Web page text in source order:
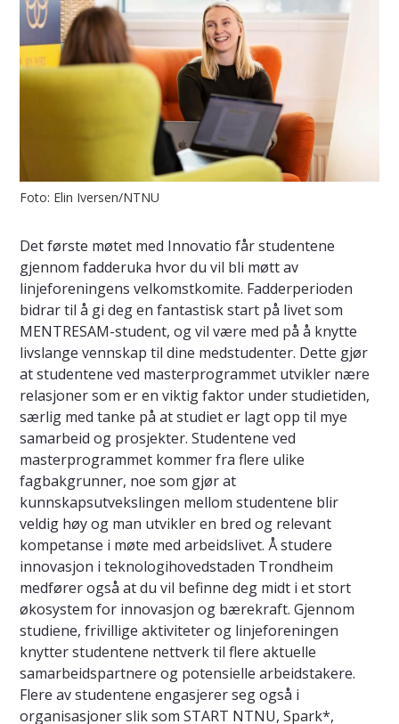
Foto: Elin Iversen/NTNU
Det første møtet med Innovatio får studentene
gjennom fadderuka hvor du vil bli møtt av
linjeforeningens velkomstkomite. Fadderperioden
bidrar til å gi deg en fantastisk start på livet som
MENTRESAM-student, og vil være med på å knytte
livslange vennskap til dine medstudenter. Dette gjør
at studentene ved masterprogrammet utvikler nære
relasjoner som er en viktig faktor under studietiden,
særlig med tanke på at studiet er lagt opp til mye
samarbeid og prosjekter. Studentene ved
masterprogrammet kommer fra flere ulike
fagbakgrunner, noe som gjør at
kunnskapsutvekslingen mellom studentene blir
veldig høy og man utvikler en bred og relevant
kompetanse i møte med arbeidslivet. Å studere
innovasjon i teknologihovedstaden Trondheim
medfører også at du vil befinne deg midt i et stort
økosystem for innovasjon og bærekraft. Gjennom
studiene, frivillige aktiviteter og linjeforeningen
knytter studentene nettverk til flere aktuelle
samarbeidspartnere og potensielle arbeidstakere.
Flere av studentene engasjerer seg også i
organisasjoner slik som START NTNU, Spark*,